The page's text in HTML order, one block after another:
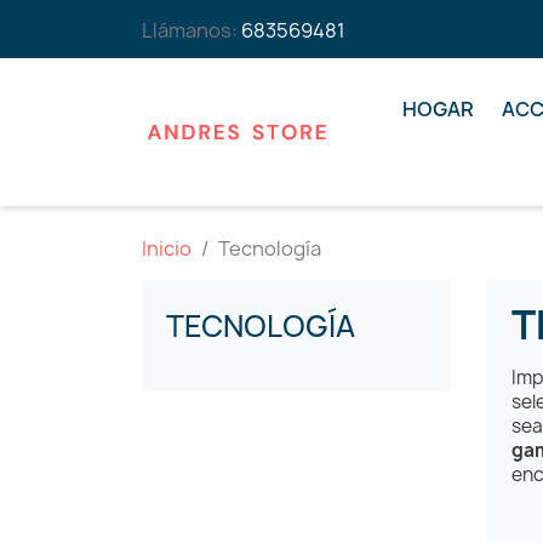
Llámanos: 683569481
HOGAR
Inicio Tecnología
TECNOLOGÍA